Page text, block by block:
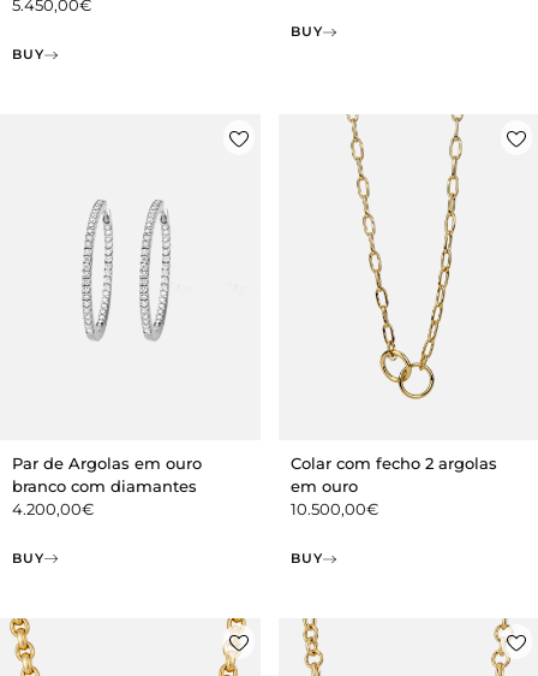
5.450,00€
BUY
BUY
Par de Argolas em ouro
branco com diamantes
4.200,00€
BUY
Colar com fecho 2 argolas
em ouro
10.500,00€
BUY